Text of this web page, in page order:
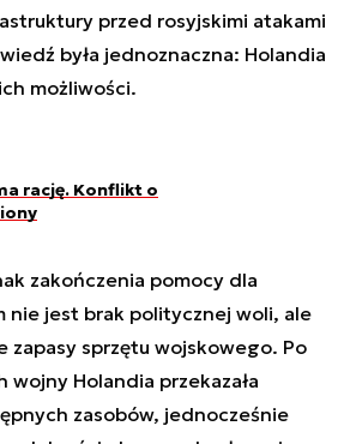
przed rosyjskimi atakami
była jednoznaczna: Holandia
możliwości.
rację. Konflikt o
zakończenia pomocy dla
nie jest brak politycznej woli, ale
zapasy sprzętu wojskowego. Po
Holandia przekazała
zasobów, jednocześnie